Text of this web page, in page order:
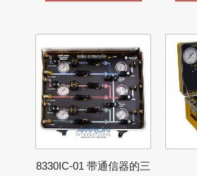
8330IC-01 带通信器的三